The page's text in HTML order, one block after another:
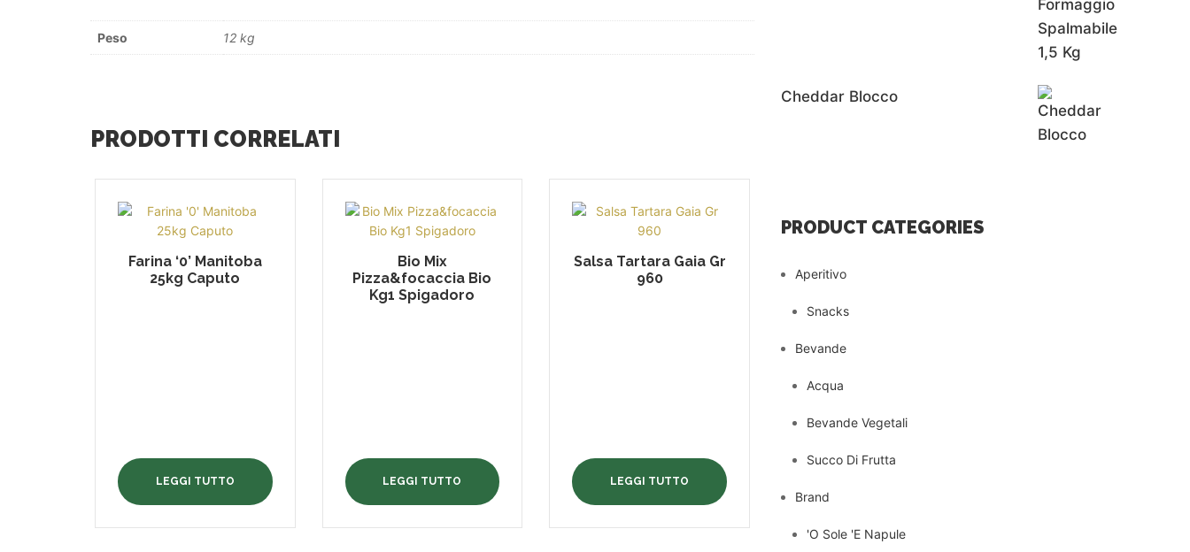
Peso 12 kg
PRODOTTI CORRELATI
Farina ‘0’ Manitoba
25kg Caputo
LEGGI TUTTO
Bio Mix
Pizza&focaccia Bio
Kg1 Spigadoro
LEGGI TUTTO
Salsa Tartara Gaia Gr
960
LEGGI TUTTO
Cheddar Blocco
PRODUCT CATEGORIES
Aperitivo
Snacks
Bevande
Acqua
Bevande Vegetali
Succo Di Frutta
Brand
'O Sole 'E Napule